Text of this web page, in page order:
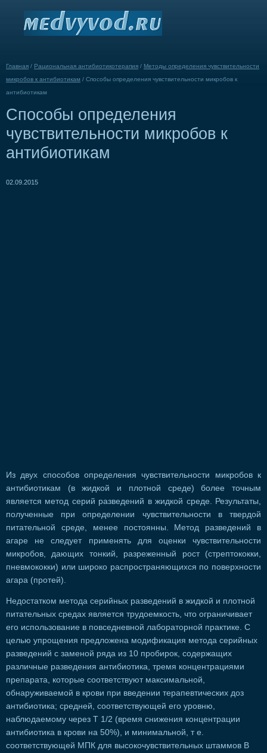
Главная / Рациональная антибиотикотерапия / Методы определения чувствительности
микробов к антибиотикам / Способы определения чувствительности микробов к
антибиотикам
Способы определения
чувствительности микробов к
антибиотикам
02.09.2015
Из двух способов определения чувствительности микробов к
антибиотикам (в жидкой и плотной среде) более точным
является метод серий разведений в жидкой среде. Результаты,
полученные при определении чувствительности в твердой
питательной среде, менее постоянны. Метод разведений в
агаре не следует применять для оценки чувствительности
микробов, дающих тонкий, разреженный рост (стрептококки,
пневмококки) или широко распространяющихся по поверхности
агара (протей).
Недостатком метода серийных разведений в жидкой и плотной
питательных средах является трудоемкость, что ограничивает
его использование в повседневной лабораторной практике. С
целью упрощения предложена модификация метода серийных
разведений с заменой ряда из 10 пробирок, содержащих
различные разведения антибиотика, тремя концентрациями
препарата, которые соответствуют максимальной,
обнаруживаемой в крови при введении терапевтических доз
антибиотика; средней, соответствующей его уровню,
наблюдаемому через Т 1/2 (время снижения концентрации
антибиотика в крови на 50%), и минимальной, т е.
соответствующей МПК для высокочувствительных штаммов В